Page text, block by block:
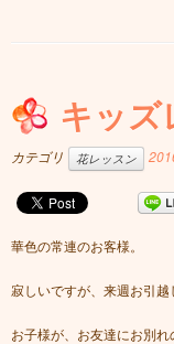
キッズ
カテゴリ 花レッスン
華色の常連のお客様。
寂しいですが、来週お引越
お子様が、お友達にお別れ